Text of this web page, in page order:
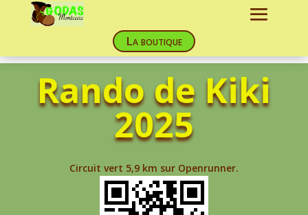
La boutique
Rando de Kiki
2025
Circuit vert 5,9 km sur Openrunner.